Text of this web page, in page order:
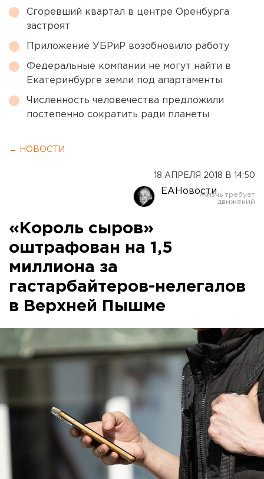
Сгоревший квартал в центре Оренбурга
застроят
Приложение УБРиР возобновило работу
Федеральные компании не могут найти в
Екатеринбурге земли под апартаменты
Численность человечества предложили
постепенно сократить ради планеты
← НОВОСТИ
18 АПРЕЛЯ 2018 В 14:50
ЕАНовости
«Король сыров»
оштрафован на 1,5
миллиона за
гастарбайтеров-нелегалов
в Верхней Пышме